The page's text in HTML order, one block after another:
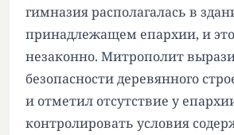
гимназия располагалась в
принадлежащем епархии, и
незаконно. Митрополит
безопасности деревянного
и отметил отсутствие у
контролировать условия